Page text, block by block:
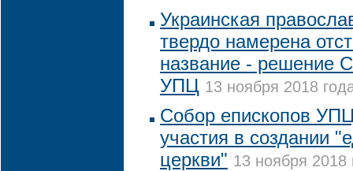
Украинская
твердо намерена
название - решение
УПЦ 13 ноября 2018
Собор епископов
участия в создании
церкви" 13 ноября 2018